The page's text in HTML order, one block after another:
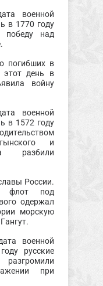
военной
в 1770 году
победу над
погибших в
этот день в
войну
военной
в 1572 году
и
разбили
России.
флот под
одержал
морскую
военной
русские
при